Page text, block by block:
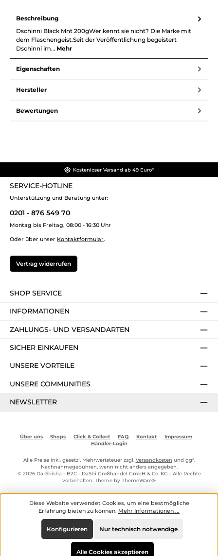
Beschreibung
Dschinni Black Mnt 200gWer kennt sie nicht? Die Marke mit
dem Flaschengeist.Seit der Veröffentlichung begeistert
Dschinni im… Mehr
Eigenschaften
Hersteller
Bewertungen
Kostenloser Versand ab 49 Euro*
SERVICE-HOTLINE
Unterstützung und Beratung unter:
0201 - 876 549 70
Montag bis Freitag, 08:00 - 16:30 Uhr
Oder über unser Kontaktformular.
Vertrag widerrufen
SHOP SERVICE
INFORMATIONEN
ZAHLUNGS- UND VERSANDARTEN
SICHER EINKAUFEN
UNSERE VORTEILE
UNSERE COMMUNITIES
NEWSLETTER
Über uns Shops Click & Collect FAQ Kontakt
Impressum
Händler-Login
Alle Preise inkl. gesetzl. Mehrwertsteuer zzgl. Versandkosten und ggf.
Nachnahmegebühren, wenn nicht anders angegeben.
© 2026 Da-Shisha - B2C - DaShi Großhandel GmbH & Co. KG - Alle Rechte
vorbehalten. Theme by ThemeWare®
Diese Website verwendet Cookies, um eine bestmögliche
Erfahrung bieten zu können. Mehr Informationen ...
Nur technisch notwendige
Konfigurieren
Alle Cookies akzeptieren